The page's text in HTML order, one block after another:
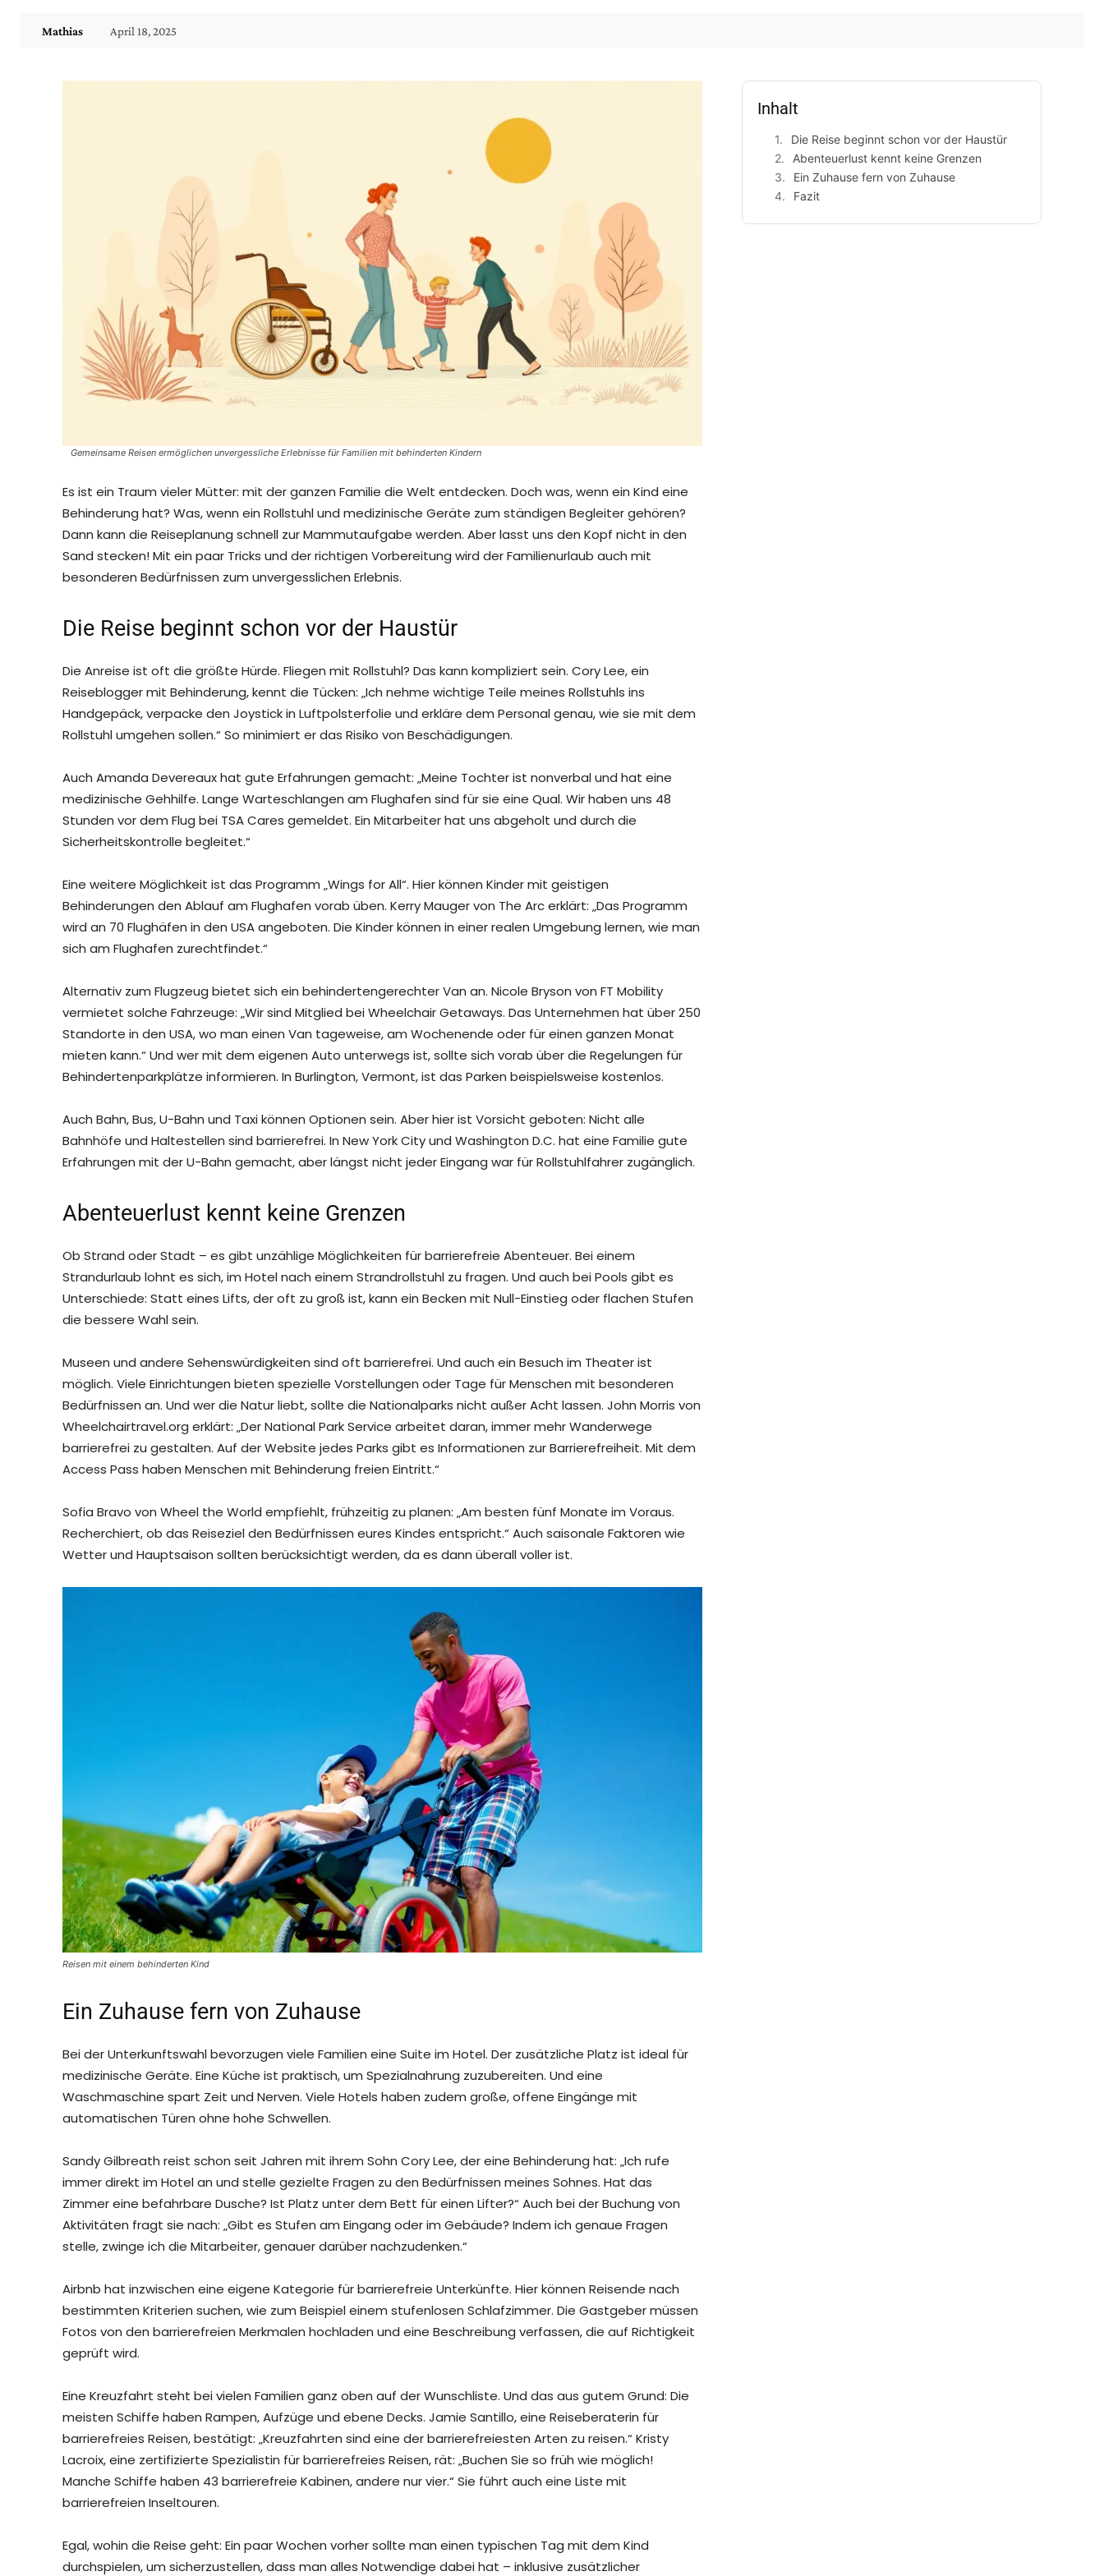
Mathias April 18, 2025
Gemeinsame Reisen ermöglichen unvergessliche Erlebnisse für Familien mit behinderten Kindern
Es ist ein Traum vieler Mütter: mit der ganzen Familie die Welt entdecken. Doch was, wenn ein Kind eine
Behinderung hat? Was, wenn ein Rollstuhl und medizinische Geräte zum ständigen Begleiter gehören?
Dann kann die Reiseplanung schnell zur Mammutaufgabe werden. Aber lasst uns den Kopf nicht in den
Sand stecken! Mit ein paar Tricks und der richtigen Vorbereitung wird der Familienurlaub auch mit
besonderen Bedürfnissen zum unvergesslichen Erlebnis.
Die Reise beginnt schon vor der Haustür
Die Anreise ist oft die größte Hürde. Fliegen mit Rollstuhl? Das kann kompliziert sein. Cory Lee, ein
Reiseblogger mit Behinderung, kennt die Tücken: „Ich nehme wichtige Teile meines Rollstuhls ins
Handgepäck, verpacke den Joystick in Luftpolsterfolie und erkläre dem Personal genau, wie sie mit dem
Rollstuhl umgehen sollen.“ So minimiert er das Risiko von Beschädigungen.
Auch Amanda Devereaux hat gute Erfahrungen gemacht: „Meine Tochter ist nonverbal und hat eine
medizinische Gehhilfe. Lange Warteschlangen am Flughafen sind für sie eine Qual. Wir haben uns 48
Stunden vor dem Flug bei TSA Cares gemeldet. Ein Mitarbeiter hat uns abgeholt und durch die
Sicherheitskontrolle begleitet.“
Eine weitere Möglichkeit ist das Programm „Wings for All“. Hier können Kinder mit geistigen
Behinderungen den Ablauf am Flughafen vorab üben. Kerry Mauger von The Arc erklärt: „Das Programm
wird an 70 Flughäfen in den USA angeboten. Die Kinder können in einer realen Umgebung lernen, wie man
sich am Flughafen zurechtfindet.“
Alternativ zum Flugzeug bietet sich ein behindertengerechter Van an. Nicole Bryson von FT Mobility
vermietet solche Fahrzeuge: „Wir sind Mitglied bei Wheelchair Getaways. Das Unternehmen hat über 250
Standorte in den USA, wo man einen Van tageweise, am Wochenende oder für einen ganzen Monat
mieten kann.“ Und wer mit dem eigenen Auto unterwegs ist, sollte sich vorab über die Regelungen für
Behindertenparkplätze informieren. In Burlington, Vermont, ist das Parken beispielsweise kostenlos.
Auch Bahn, Bus, U-Bahn und Taxi können Optionen sein. Aber hier ist Vorsicht geboten: Nicht alle
Bahnhöfe und Haltestellen sind barrierefrei. In New York City und Washington D.C. hat eine Familie gute
Erfahrungen mit der U-Bahn gemacht, aber längst nicht jeder Eingang war für Rollstuhlfahrer zugänglich.
Abenteuerlust kennt keine Grenzen
Ob Strand oder Stadt – es gibt unzählige Möglichkeiten für barrierefreie Abenteuer. Bei einem
Strandurlaub lohnt es sich, im Hotel nach einem Strandrollstuhl zu fragen. Und auch bei Pools gibt es
Unterschiede: Statt eines Lifts, der oft zu groß ist, kann ein Becken mit Null-Einstieg oder flachen Stufen
die bessere Wahl sein.
Museen und andere Sehenswürdigkeiten sind oft barrierefrei. Und auch ein Besuch im Theater ist
möglich. Viele Einrichtungen bieten spezielle Vorstellungen oder Tage für Menschen mit besonderen
Bedürfnissen an. Und wer die Natur liebt, sollte die Nationalparks nicht außer Acht lassen. John Morris von
Wheelchairtravel.org erklärt: „Der National Park Service arbeitet daran, immer mehr Wanderwege
barrierefrei zu gestalten. Auf der Website jedes Parks gibt es Informationen zur Barrierefreiheit. Mit dem
Access Pass haben Menschen mit Behinderung freien Eintritt.“
Sofia Bravo von Wheel the World empfiehlt, frühzeitig zu planen: „Am besten fünf Monate im Voraus.
Recherchiert, ob das Reiseziel den Bedürfnissen eures Kindes entspricht.“ Auch saisonale Faktoren wie
Wetter und Hauptsaison sollten berücksichtigt werden, da es dann überall voller ist.
Reisen mit einem behinderten Kind
Ein Zuhause fern von Zuhause
Bei der Unterkunftswahl bevorzugen viele Familien eine Suite im Hotel. Der zusätzliche Platz ist ideal für
medizinische Geräte. Eine Küche ist praktisch, um Spezialnahrung zuzubereiten. Und eine
Waschmaschine spart Zeit und Nerven. Viele Hotels haben zudem große, offene Eingänge mit
automatischen Türen ohne hohe Schwellen.
Sandy Gilbreath reist schon seit Jahren mit ihrem Sohn Cory Lee, der eine Behinderung hat: „Ich rufe
immer direkt im Hotel an und stelle gezielte Fragen zu den Bedürfnissen meines Sohnes. Hat das
Zimmer eine befahrbare Dusche? Ist Platz unter dem Bett für einen Lifter?“ Auch bei der Buchung von
Aktivitäten fragt sie nach: „Gibt es Stufen am Eingang oder im Gebäude? Indem ich genaue Fragen
stelle, zwinge ich die Mitarbeiter, genauer darüber nachzudenken.“
Airbnb hat inzwischen eine eigene Kategorie für barrierefreie Unterkünfte. Hier können Reisende nach
bestimmten Kriterien suchen, wie zum Beispiel einem stufenlosen Schlafzimmer. Die Gastgeber müssen
Fotos von den barrierefreien Merkmalen hochladen und eine Beschreibung verfassen, die auf Richtigkeit
geprüft wird.
Eine Kreuzfahrt steht bei vielen Familien ganz oben auf der Wunschliste. Und das aus gutem Grund: Die
meisten Schiffe haben Rampen, Aufzüge und ebene Decks. Jamie Santillo, eine Reiseberaterin für
barrierefreies Reisen, bestätigt: „Kreuzfahrten sind eine der barrierefreiesten Arten zu reisen.“ Kristy
Lacroix, eine zertifizierte Spezialistin für barrierefreies Reisen, rät: „Buchen Sie so früh wie möglich!
Manche Schiffe haben 43 barrierefreie Kabinen, andere nur vier.“ Sie führt auch eine Liste mit
barrierefreien Inseltouren.
Egal, wohin die Reise geht: Ein paar Wochen vorher sollte man einen typischen Tag mit dem Kind
durchspielen, um sicherzustellen, dass man alles Notwendige dabei hat – inklusive zusätzlicher
Inhalt
Die Reise beginnt schon vor der Haustür
Abenteuerlust kennt keine Grenzen
Ein Zuhause fern von Zuhause
Fazit